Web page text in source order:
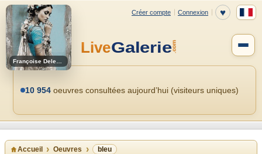
10 954 oeuvres consultées aujourd’hui (visiteurs uniques)
Accueil Oeuvres bleu